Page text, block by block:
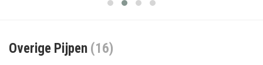
Overige Pijpen (16)